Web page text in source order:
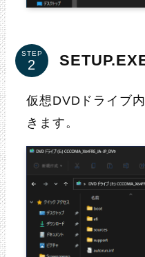
STEP
仮想DVDドライブ
きます。